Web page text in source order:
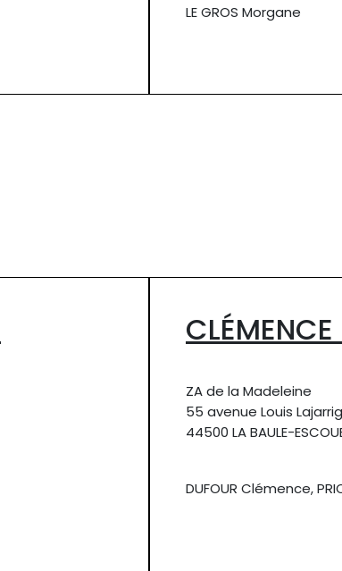
LE GROS Morgane
ZA de la Madeleine
55 avenue Louis
44500 LA BAULE-
DUFOUR Clémence,